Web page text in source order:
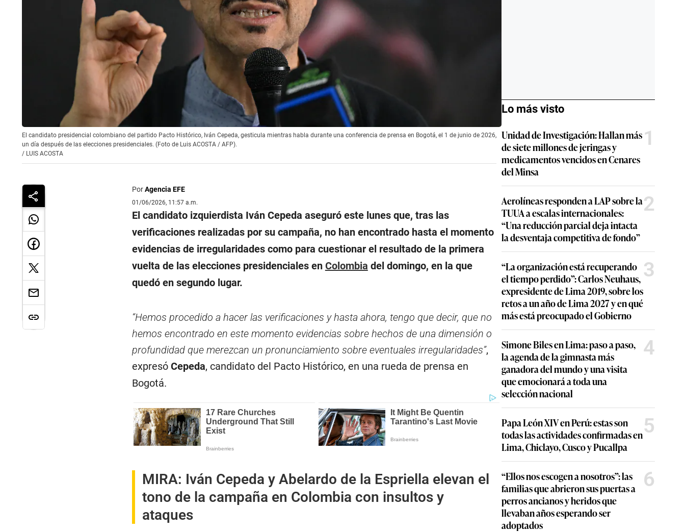
El candidato presidencial colombiano del partido Pacto Histórico, Iván Cepeda, gesticula mientras habla durante una conferencia de prensa en Bogotá, el 1 de junio de 2026,
un día después de las elecciones presidenciales. (Foto de Luis ACOSTA / AFP).
/ LUIS ACOSTA
PorAgencia EFE
01/06/2026, 11:57 a.m.
El candidato izquierdista Iván Cepeda aseguró este lunes que, tras las
verificaciones realizadas por su campaña, no han encontrado hasta el momento
evidencias de irregularidades como para cuestionar el resultado de la primera
vuelta de las elecciones presidenciales en Colombia del domingo, en la que
quedó en segundo lugar.
“Hemos procedido a hacer las verificaciones y hasta ahora, tengo que decir, que no
hemos encontrado en este momento evidencias sobre hechos de una dimensión o
profundidad que merezcan un pronunciamiento sobre eventuales irregularidades”,
expresó Cepeda, candidato del Pacto Histórico, en una rueda de prensa en
Bogotá.
MIRA: Iván Cepeda y Abelardo de la Espriella elevan el
tono de la campaña en Colombia con insultos y
ataques
Lo más visto
Unidad de Investigación: Hallan más
de siete millones de jeringas y
medicamentos vencidos en Cenares
del Minsa
1
Aerolíneas responden a LAP sobre la
TUUA a escalas internacionales:
“Una reducción parcial deja intacta
la desventaja competitiva de fondo”
2
“La organización está recuperando
el tiempo perdido”: Carlos Neuhaus,
expresidente de Lima 2019, sobre los
retos a un año de Lima 2027 y en qué
más está preocupado el Gobierno
3
Simone Biles en Lima: paso a paso,
la agenda de la gimnasta más
ganadora del mundo y una visita
que emocionará a toda una
selección nacional
4
Papa León XIV en Perú: estas son
todas las actividades confirmadas en
Lima, Chiclayo, Cusco y Pucallpa
5
“Ellos nos escogen a nosotros”: las
familias que abrieron sus puertas a
perros ancianos y heridos que
llevaban años esperando ser
adoptados
6